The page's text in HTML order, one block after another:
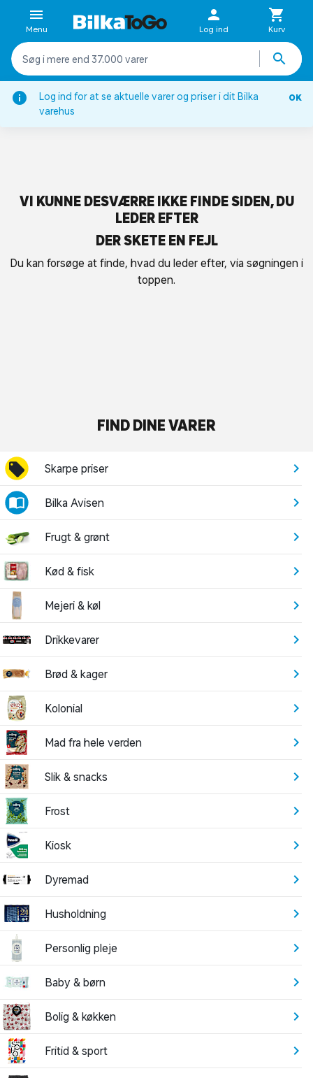
Log ind for at se aktuelle varer og priser i dit Bilka
varehus
OK
Menu Log ind Kurv
VI KUNNE DESVÆRRE IKKE FINDE SIDEN, DU
LEDER EFTER
DER SKETE EN FEJL
Du kan forsøge at finde, hvad du leder efter, via søgningen i
toppen.
FIND DINE VARER
Skarpe priser
Bilka Avisen
Frugt & grønt
Kød & fisk
Mejeri & køl
Drikkevarer
Brød & kager
Kolonial
Mad fra hele verden
Slik & snacks
Frost
Kiosk
Dyremad
Husholdning
Personlig pleje
Baby & børn
Bolig & køkken
Fritid & sport